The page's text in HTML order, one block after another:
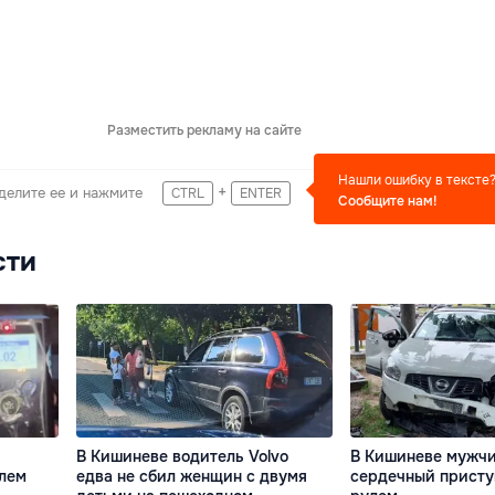
Разместить рекламу на сайте
ее и нажмите CTRL + ENTER
Нашли ошибку в тексте?
Сообщите нам!
В Кишиневе водитель Volvo
едва не сбил женщин с двумя
В Кишиневе
сердечный